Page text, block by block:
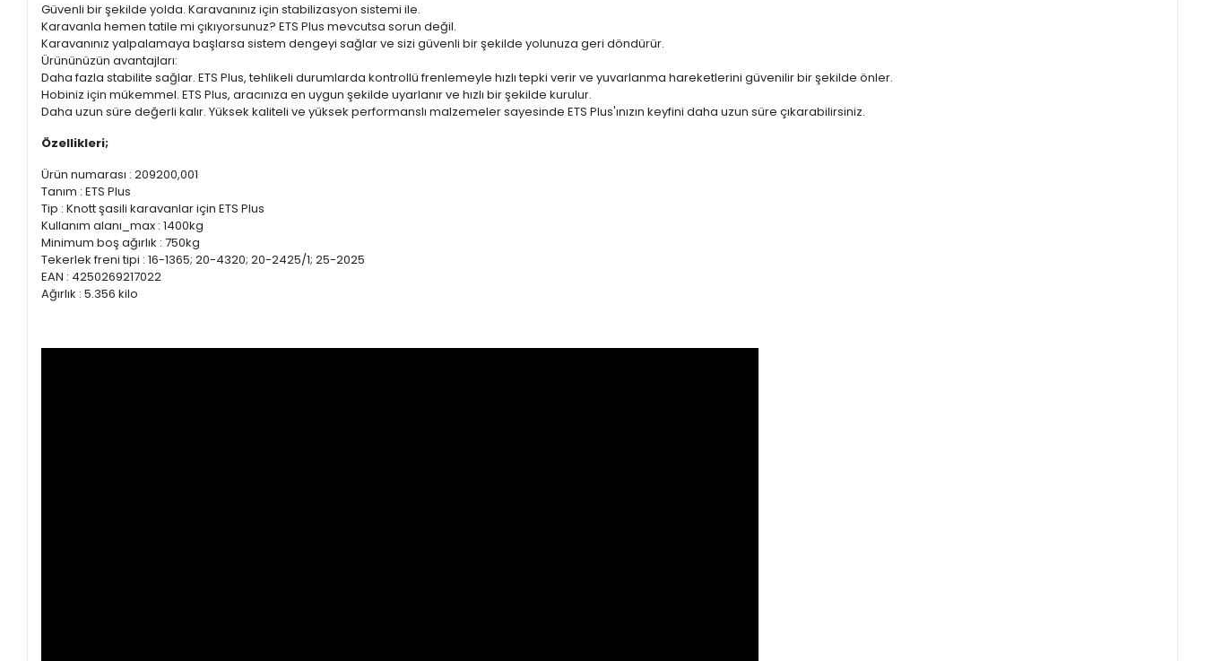
Güvenli bir şekilde yolda. Karavanınız için stabilizasyon sistemi ile.
Karavanla hemen tatile mi çıkıyorsunuz? ETS Plus mevcutsa sorun değil.
Karavanınız yalpalamaya başlarsa sistem dengeyi sağlar ve sizi güvenli bir şekilde yolunuza geri döndürür.
Ürününüzün avantajları:
Daha fazla stabilite sağlar. ETS Plus, tehlikeli durumlarda kontrollü frenlemeyle hızlı tepki verir ve yuvarlanma hareketlerini güvenilir bir şekilde önler.
Hobiniz için mükemmel. ETS Plus, aracınıza en uygun şekilde uyarlanır ve hızlı bir şekilde kurulur.
Daha uzun süre değerli kalır. Yüksek kaliteli ve yüksek performanslı malzemeler sayesinde ETS Plus'ınızın keyfini daha uzun süre çıkarabilirsiniz.
Özellikleri;
Ürün numarası : 209200,001
Tanım : ETS Plus
Tip : Knott şasili karavanlar için ETS Plus
Kullanım alanı_max : 1400kg
Minimum boş ağırlık : 750kg
Tekerlek freni tipi : 16-1365; 20-4320; 20-2425/1; 25-2025
EAN : 4250269217022
Ağırlık : 5.356 kilo